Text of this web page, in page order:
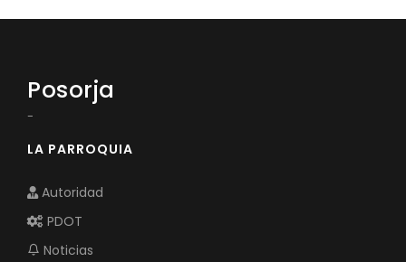
Posorja
-
LA PARROQUIA
Autoridad
PDOT
Noticias